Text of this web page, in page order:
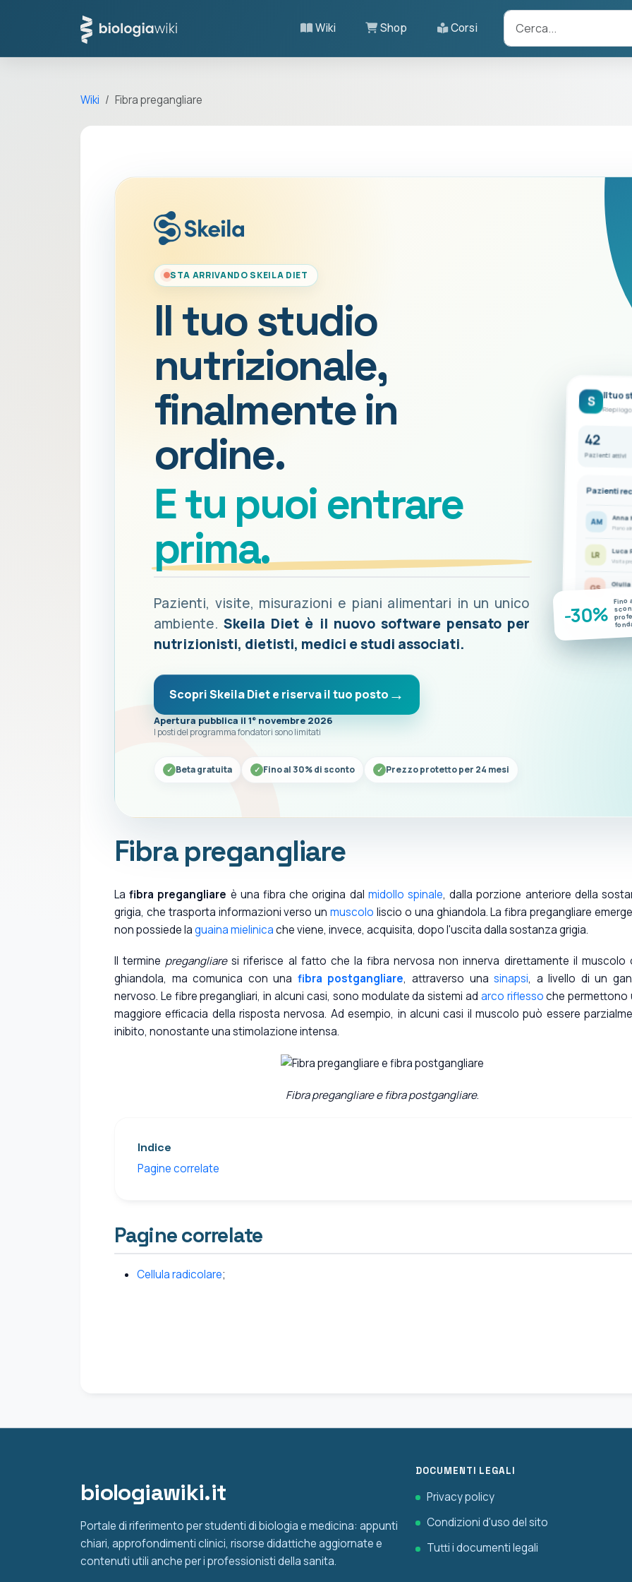
Wiki Shop Corsi
Wiki Fibra pregangliare
STA ARRIVANDO SKEILA DIET
Il tuo studio
nutrizionale,
finalmente in
ordine.
E tu puoi entrare
prima.
Pazienti, visite, misurazioni e piani alimentari in un unico
ambiente.Skeila Diet è il nuovo software pensato per
nutrizionisti, dietisti, medici e studi associati.
Scopri Skeila Diet e riserva il tuo posto
Apertura pubblica il 1° novembre 2026
I posti del programma fondatori sono limitati
Beta gratuita Fino al 30% di sconto Prezzo protetto per 24 mesi
S Il tuo
42
Pazienti attivi
Pazienti
AM Anna
Piano
LR Luca
Visita
GS Giulia
Nuove
-30%
Fino
Fibra pregangliare
Lafibra pregangliare è una fibra che origina dal midollo spinale, dalla porzione anteriore della
grigia, che trasporta informazioni verso unmuscolo liscio o una ghiandola. La fibra pregangliare
non possiede laguaina mielinicache viene, invece, acquisita, dopo l'uscita dalla sostanza grigia.
Il termine pregangliaresi riferisce al fatto che la fibra nervosa non innerva direttamente il muscolo
ghiandola, ma comunica con una fibra postgangliare, attraverso unasinapsi, a livello di un
nervoso. Le fibre pregangliari, in alcuni casi, sono modulate da sistemi ad arco riflessoche permettono
maggiore efficacia della risposta nervosa. Ad esempio, in alcuni casi il muscolo può essere
inibito, nonostante una stimolazione intensa.
Fibra pregangliare e fibra postgangliare.
Indice
Pagine correlate
Pagine correlate
Cellula radicolare;
biologiawiki.it
Portale di riferimento per studenti di biologia e medicina: appunti
chiari, approfondimenti clinici, risorse didattiche aggiornate e
contenuti utili anche per i professionisti della sanita.
DOCUMENTI LEGALI
Privacy policy
Condizioni d'uso del sito
Tutti i documenti legali